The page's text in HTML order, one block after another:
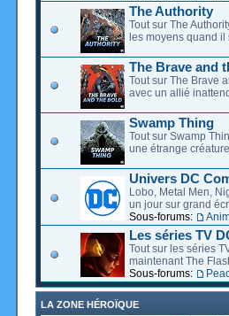
The Authority
Tout sur The
les moyens quand il
The Brave and
Tout sur The Brave
avec un allié
Swamp Thing
Tout sur Swamp
une étrange
Univers DC
Lobo, Metal Men,
un jour sur grand
Sous-forums:
Les séries TV
Tout sur les séries
maintenant The
Sous-forums:
LA ZONE HÉROÏQUE